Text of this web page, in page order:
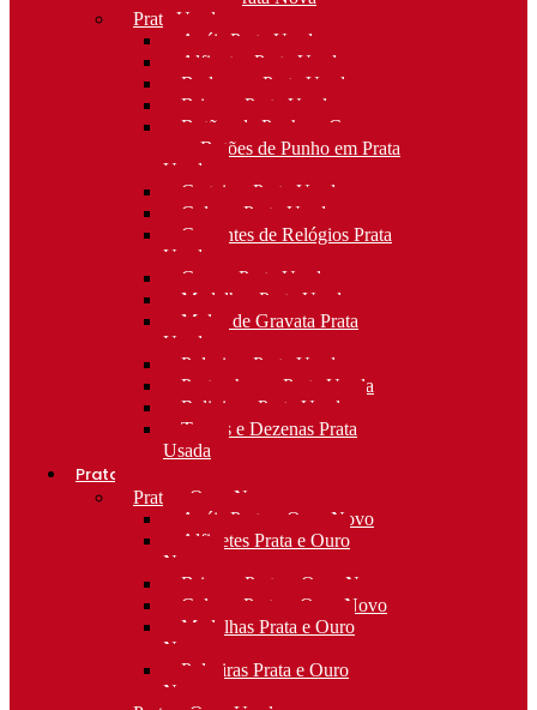
Prata Usada
Anéis Prata Usada
Alfinetes Prata Usada
Berloques Prata Usada
Brincos Prata Usada
Botões de Punho e Capas
para Botões de Punho em Prata
Usada
Carteiras Prata Usada
Colares Prata Usada
Correntes de Relógios Prata
Usada
Cruzes Prata Usada
Medalhas Prata Usada
Molas de Gravata Prata
Usada
Pulseiras Prata Usada
Porta-chaves Prata Usada
Religioso Prata Usada
Terços e Dezenas Prata
Usada
Prata e ouro
Prata e Ouro Novo
Anéis Prata e Ouro Novo
Alfinetes Prata e Ouro
Novo
Brincos Prata e Ouro Novo
Colares Prata e Ouro Novo
Medalhas Prata e Ouro
Novo
Pulseiras Prata e Ouro
Novo